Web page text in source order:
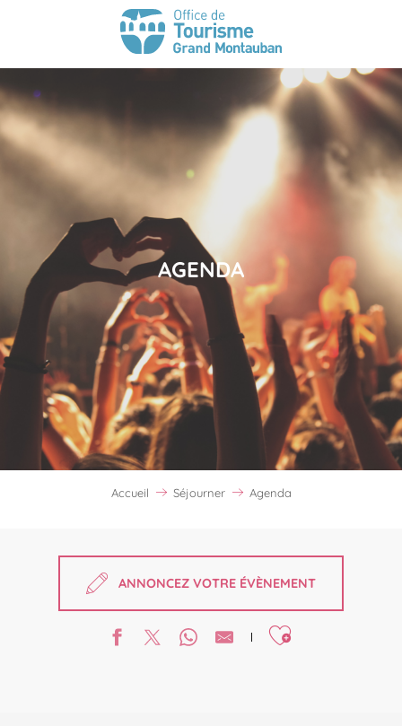
AGENDA
Accueil Séjourner Agenda
ANNONCEZ VOTRE ÉVÈNEMENT
Ajouter aux